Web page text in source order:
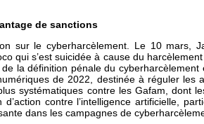
de sanctions
sur le cyberharcèlement. Le 10 mars,
qui s’est suicidée à cause du
la définition pénale du cyberharcèlement
de 2022, destinée à réguler les
systématiques contre les Gafam, dont
contre l’intelligence artificielle,
dans les campagnes de